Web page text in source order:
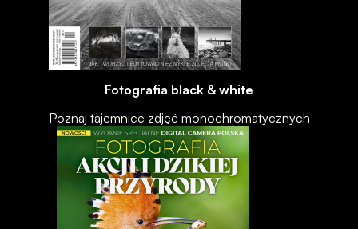
Fotografia black & white
Poznaj tajemnice zdjęć monochromatycznych